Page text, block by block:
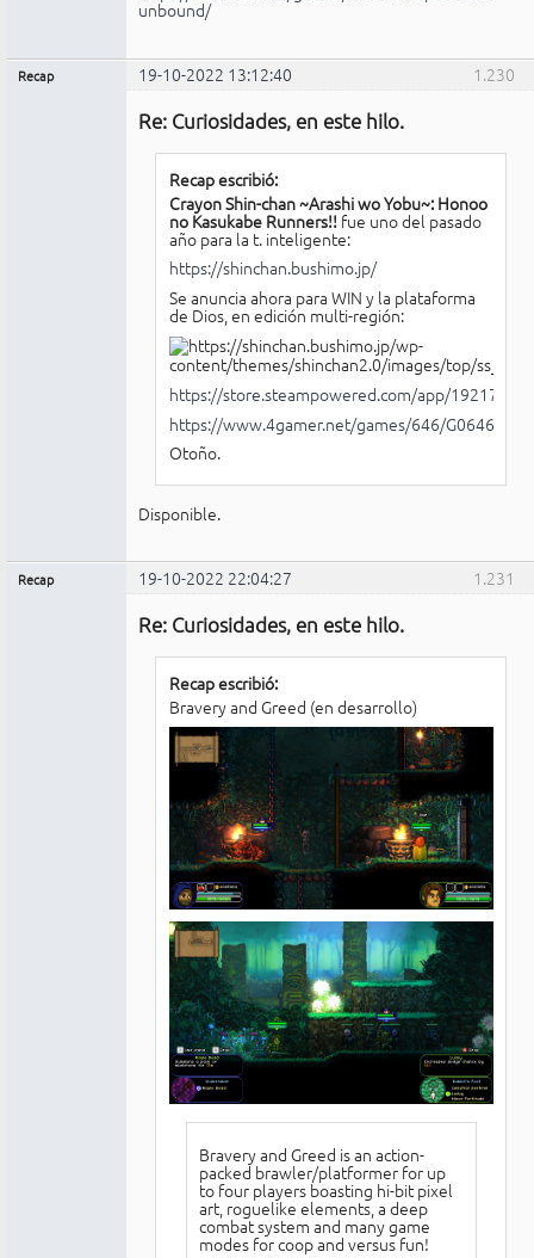
unbound/
1.230
Recap 19-10-2022 13:12:40
Re: Curiosidades, en este hilo.
Recap escribió:
Crayon Shin-chan ~Arashi wo Yobu~: Honoo
no Kasukabe Runners!!fue uno del pasado
año para la t. inteligente:
https://shinchan.bushimo.jp/
Se anuncia ahora para WIN y la plataforma
de Dios, en edición multi-región:
https://store.steampowered.com/app/1921740/
https://www.4gamer.net/games/646/G064643/
Otoño.
Disponible.
1.231
Recap 19-10-2022 22:04:27
Re: Curiosidades, en este hilo.
Recap escribió:
Bravery and Greed (en desarrollo)
Bravery and Greed is an action-
packed brawler/platformer for up
to four players boasting hi-bit pixel
art, roguelike elements, a deep
combat system and many game
modes for coop and versus fun!